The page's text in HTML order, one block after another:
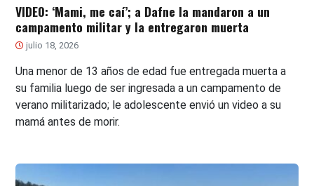
VIDEO: ‘Mami, me caí’; a Dafne la mandaron a un
campamento militar y la entregaron muerta
julio 18, 2026
Una menor de 13 años de edad fue entregada muerta a
su familia luego de ser ingresada a un campamento de
verano militarizado; le adolescente envió un video a su
mamá antes de morir.